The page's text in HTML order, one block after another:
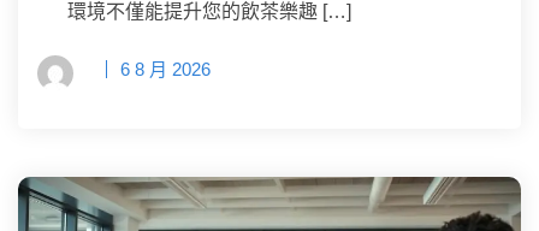
環境不僅能提升您的飲茶樂趣 […]
6 8 月 2026